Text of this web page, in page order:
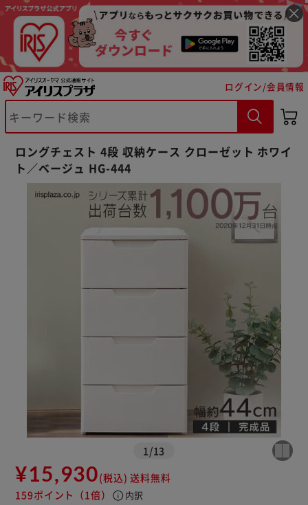
ログイン/会員情報
ロングチェスト 4段 収納ケース クローゼット ホワイ
ト／ベージュ HG-444
1 /13
¥15,930(税込) 送料無料
159ポイント （1倍） info 内訳
カートに入れる 購入手続きへ